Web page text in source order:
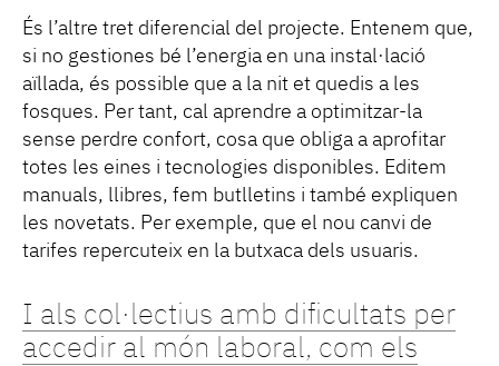
És l’altre tret diferencial del projecte. Entenem que,
si no gestiones bé l’energia en una instal·lació
aïllada, és possible que a la nit et quedis a les
fosques. Per tant, cal aprendre a optimitzar-la
sense perdre confort, cosa que obliga a aprofitar
totes les eines i tecnologies disponibles. Editem
manuals, llibres, fem butlletins i també expliquen
les novetats. Per exemple, que el nou canvi de
tarifes repercuteix en la butxaca dels usuaris.
I als col·lectius amb dificultats per
accedir al món laboral, com els